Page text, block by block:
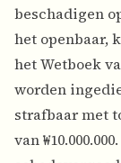
beschadigen
het openbaar,
het Wetboek
worden
strafbaar met
van